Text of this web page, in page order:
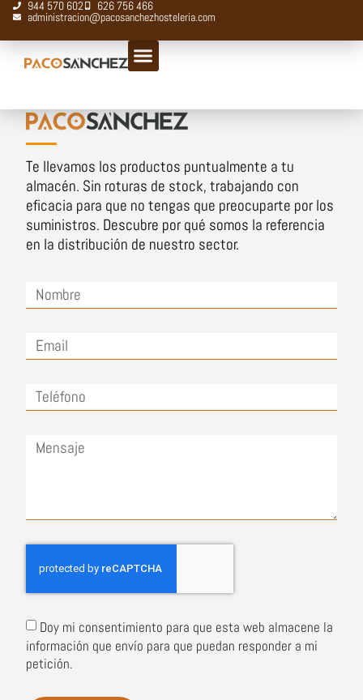
944 570 602 626 756 466
administracion@pacosanchezhosteleria.com
Aluminio
Te llevamos los productos puntualmente a tu
almacén. Sin roturas de stock, trabajando con
eficacia para que no tengas que preocuparte por los
suministros. Descubre por qué somos la referencia
en la distribución de nuestro sector.
Doy mi consentimiento para que esta web almacene la
información que envío para que puedan responder a mi
petición.